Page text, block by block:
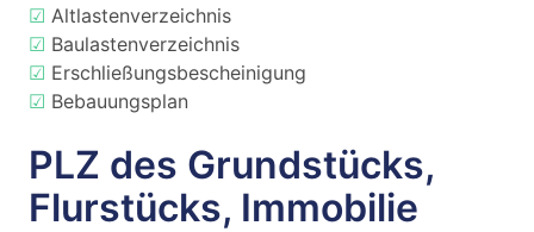
☑ Altlastenverzeichnis
☑ Baulastenverzeichnis
☑ Erschließungsbescheinigung
☑ Bebauungsplan
PLZ des Grundstücks,
Flurstücks, Immobilie